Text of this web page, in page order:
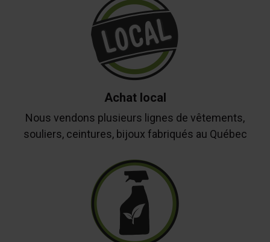
Achat local
Nous vendons plusieurs lignes de vêtements,
souliers, ceintures, bijoux fabriqués au Québec